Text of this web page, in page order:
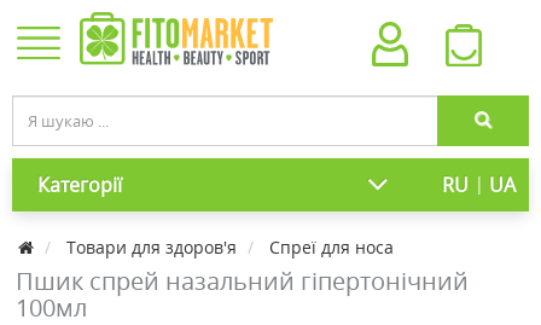
Категорії RU | UA
Товари для здоров'я Спреї для носа
Пшик спрей назальний гіпертонічний
100мл